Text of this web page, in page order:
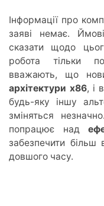
Інформації про
заяві немає.
сказати щодо
робота тільки
вважають, що
архітектури x86, і
будь-яку іншу
зміняться
попрацює над
забезпечити більш
довшого часу.